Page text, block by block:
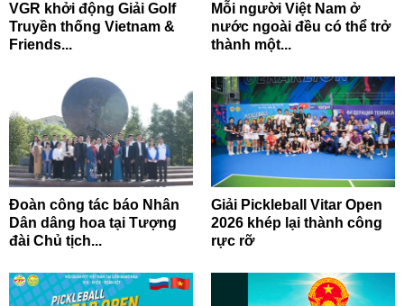
VGR khởi động Giải Golf
Truyền thống Vietnam &
Friends...
Mỗi người Việt Nam ở
nước ngoài đều có thể trở
thành một...
Đoàn công tác báo Nhân
Dân dâng hoa tại Tượng
đài Chủ tịch...
Giải Pickleball Vitar Open
2026 khép lại thành công
rực rỡ